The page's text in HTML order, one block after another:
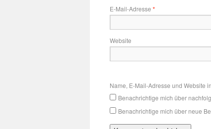
E-Mail-Adresse *
Website
Name, E-Mail-Adresse und Website
Benachrichtige mich über
Benachrichtige mich über neue